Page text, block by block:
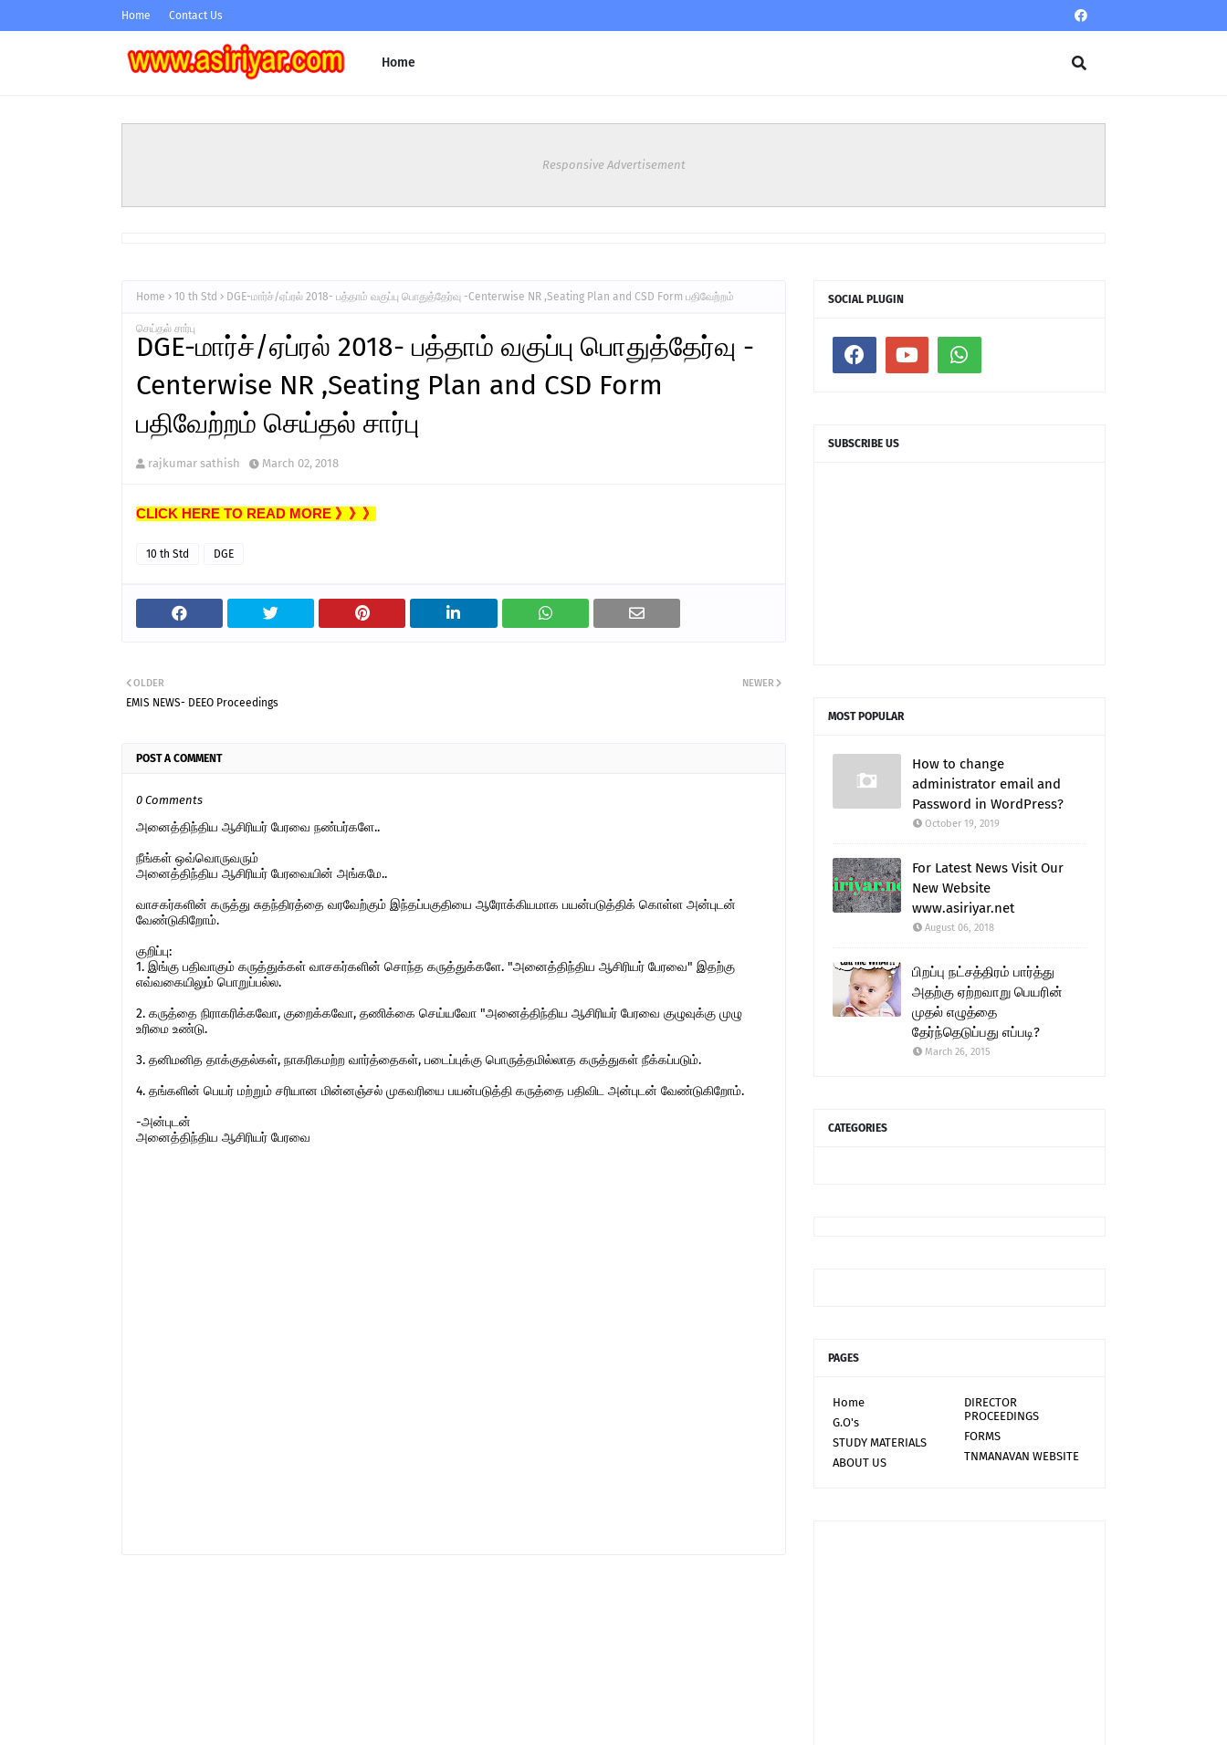
Home Contact Us
Home
Responsive Advertisement
Home 10 th Std DGE-மார்ச்/ஏப்ரல் 2018- பத்தாம் வகுப்பு பொதுத்தேர்வு -Centerwise NR ,Seating Plan and CSD Form பதிவேற்றம்
செய்தல் சார்பு
DGE-மார்ச்/ஏப்ரல் 2018- பத்தாம் வகுப்பு பொதுத்தேர்வு -
Centerwise NR ,Seating Plan and CSD Form
பதிவேற்றம் செய்தல் சார்பு
rajkumar sathish March 02, 2018
CLICK HERE TO READ MORE 》》》
10 th Std DGE
NEWER
OLDER
EMIS NEWS- DEEO Proceedings
POST A COMMENT
0 Comments
அனைத்திந்திய ஆசிரியர் பேரவை நண்பர்களே..
நீங்கள் ஒவ்வொருவரும்
அனைத்திந்திய ஆசிரியர் பேரவையின் அங்கமே..
வாசகர்களின் கருத்து சுதந்திரத்தை வரவேற்கும் இந்தப்பகுதியை ஆரோக்கியமாக பயன்படுத்திக் கொள்ள அன்புடன்
வேண்டுகிறோம்.
குறிப்பு:
1. இங்கு பதிவாகும் கருத்துக்கள் வாசகர்களின் சொந்த கருத்துக்களே. "அனைத்திந்திய ஆசிரியர் பேரவை" இதற்கு
எவ்வகையிலும் பொறுப்பல்ல.
2. கருத்தை நிராகரிக்கவோ, குறைக்கவோ, தணிக்கை செய்யவோ "அனைத்திந்திய ஆசிரியர் பேரவை குழுவுக்கு முழு
உரிமை உண்டு.
3. தனிமனித தாக்குதல்கள், நாகரிகமற்ற வார்த்தைகள், படைப்புக்கு பொருத்தமில்லாத கருத்துகள் நீக்கப்படும்.
4. தங்களின் பெயர் மற்றும் சரியான மின்னஞ்சல் முகவரியை பயன்படுத்தி கருத்தை பதிவிட அன்புடன் வேண்டுகிறோம்.
-அன்புடன்
அனைத்திந்திய ஆசிரியர் பேரவை
SOCIAL PLUGIN
SUBSCRIBE US
MOST POPULAR
How to change
administrator email and
Password in WordPress?
October 19, 2019
For Latest News Visit Our
New Website
www.asiriyar.net
August 06, 2018
பிறப்பு நட்சத்திரம் பார்த்து
அதற்கு ஏற்றவாறு பெயரின்
முதல் எழுத்தை
தேர்ந்தெடுப்பது எப்படி?
March 26, 2015
CATEGORIES
PAGES
Home
DIRECTOR
PROCEEDINGS
G.O's
FORMS
STUDY MATERIALS
TNMANAVAN WEBSITE
ABOUT US